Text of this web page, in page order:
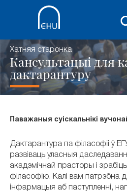
Хатняя старонка
Кансультацыі для
дактарантуру
Паважаныя суіскальнікі
Дактарантура па філасофіі ў
развіваць уласныя
акадэмічнай прасторы і
філасофію. Калі вам патрэбна
інфармацыя аб паступленні,